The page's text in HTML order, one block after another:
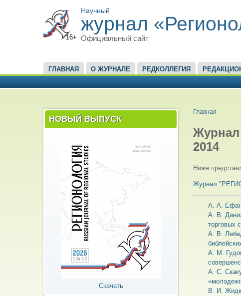
16+
Научный
журнал
Официальный сайт
ГЛАВНОЕ МЕНЮ
ГЛАВНАЯ О ЖУРНАЛЕ РЕДКОЛЛЕГИЯ
НОВЫЙ ВЫПУСК
Скачать
ВЫ ЗДЕСЬ
Главная
2014
Ниже
Журнал
А. А.
А. В.
торговых
А. В.
А. М.
А. С.
В. И.